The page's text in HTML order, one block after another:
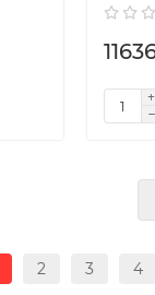
2 3 4